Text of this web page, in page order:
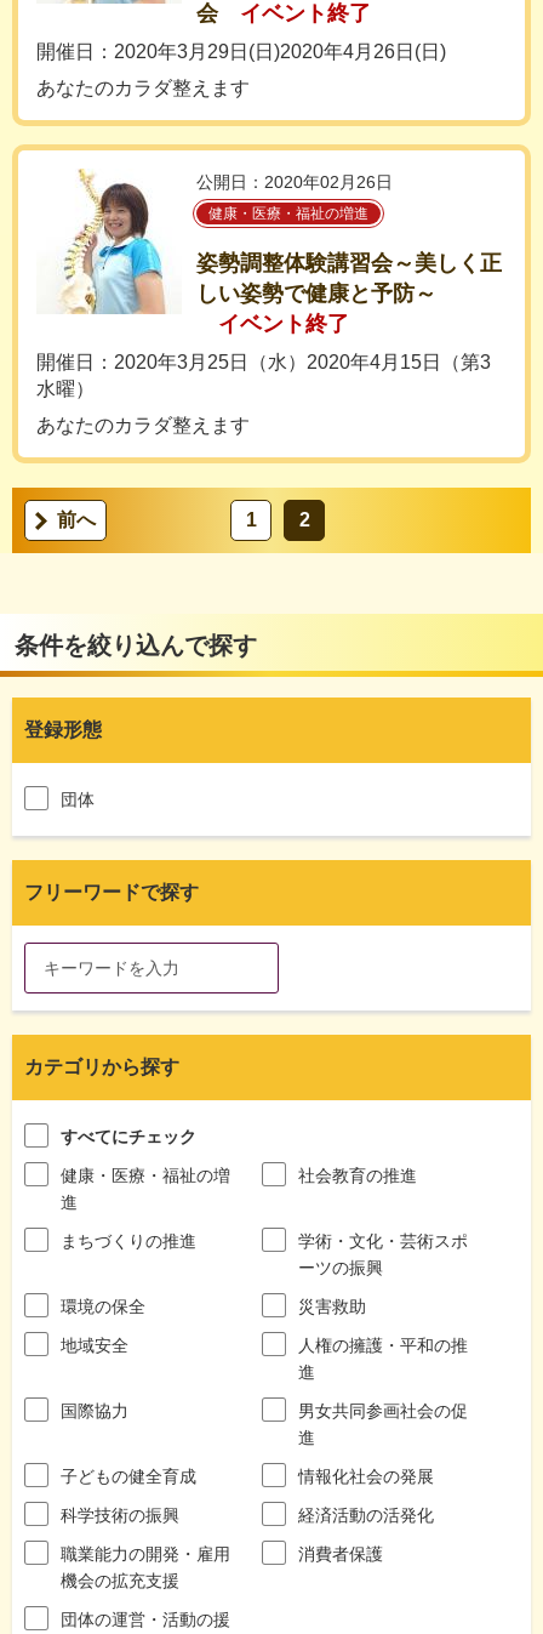
会 イベント終了
開催日：2020年3月29日(日)2020年4月26日(日)
あなたのカラダ整えます
公開日：2020年02月26日
健康・医療・福祉の増進
姿勢調整体験講習会～美しく正
しい姿勢で健康と予防～
イベント終了
開催日：2020年3月25日（水）2020年4月15日（第3
水曜）
あなたのカラダ整えます
前へ 1 2
条件を絞り込んで探す
登録形態
団体
フリーワードで探す
カテゴリから探す
すべてにチェック
健康・医療・福祉の増
進
社会教育の推進
まちづくりの推進
学術・文化・芸術スポ
ーツの振興
環境の保全
災害救助
地域安全
人権の擁護・平和の推
進
国際協力
男女共同参画社会の促
進
子どもの健全育成
情報化社会の発展
科学技術の振興
経済活動の活発化
職業能力の開発・雇用
機会の拡充支援
消費者保護
団体の運営・活動の援